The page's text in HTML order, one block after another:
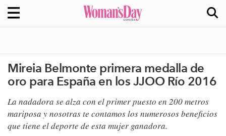
Mireia Belmonte primera medalla de
oro para España en los JJOO Río 2016
​La nadadora se alza con el primer puesto en 200 metros
mariposa y nosotras te contamos los numerosos beneficios
que tiene el deporte de esta mujer ganadora.